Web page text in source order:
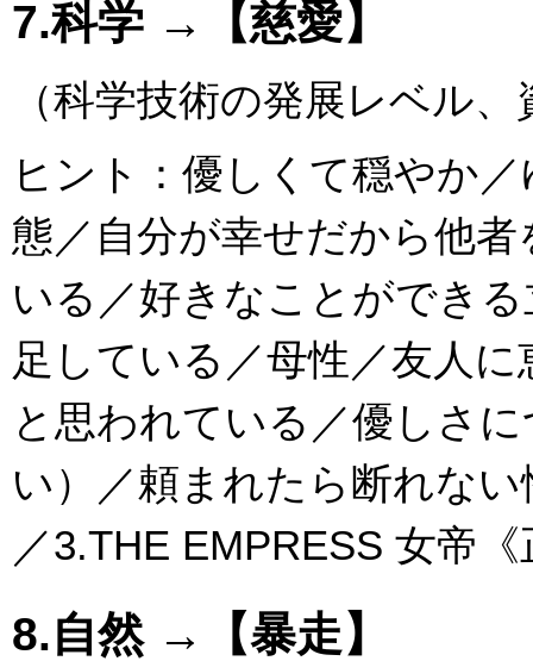
7.科学 →【慈愛】
（科学技術の発展レベル
ヒント：優しくて穏やか
態／自分が幸せだから他
いる／好きなことができ
足している／母性／友人
と思われている／優しさ
い）／頼まれたら断れな
／3.THE EMPRESS 女帝
8.自然 →【暴走】